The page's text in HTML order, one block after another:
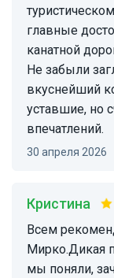
главные
канатной
Не забыли
вкуснейший
уставшие, но
впечатлений.
30 апреля 2026
Кристина
Всем рекомендуем данную экскурсию и гида
Мирко.Дикая
мы поняли,